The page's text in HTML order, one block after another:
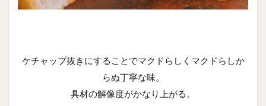
ケチャップ抜きにすることでマクドらしくマクドらしか
らぬ丁寧な味。
具材の解像度がかなり上がる。